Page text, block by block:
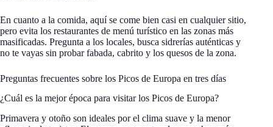
En cuanto a la comida, aquí se come bien casi en cualquier sitio,
pero evita los restaurantes de menú turístico en las zonas más
masificadas. Pregunta a los locales, busca sidrerías auténticas y
no te vayas sin probar fabada, cabrito y los quesos de la zona.
Preguntas frecuentes sobre los Picos de Europa en tres días
¿Cuál es la mejor época para visitar los Picos de Europa?
Primavera y otoño son ideales por el clima suave y la menor